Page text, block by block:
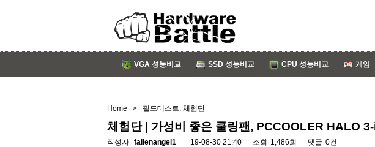
VGA 성능비교 SSD 성능비교 CPU 성능비교 게임
Home > 필드테스트, 체험단
체험단 | 가성비 좋은 쿨링팬, PCCOOLER HALO
작성자 fallenangel1 19-08-30 21:40 조회 1,486회 댓글 0건